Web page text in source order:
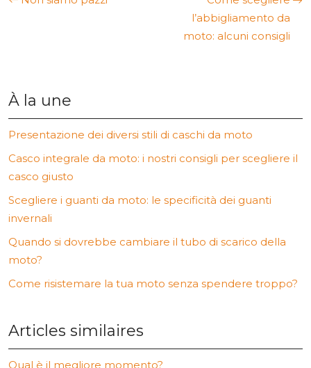
l’abbigliamento da
moto: alcuni consigli
À la une
Presentazione dei diversi stili di caschi da moto
Casco integrale da moto: i nostri consigli per scegliere il
casco giusto
Scegliere i guanti da moto: le specificità dei guanti
invernali
Quando si dovrebbe cambiare il tubo di scarico della
moto?
Come risistemare la tua moto senza spendere troppo?
Articles similaires
Qual è il megliore momento?